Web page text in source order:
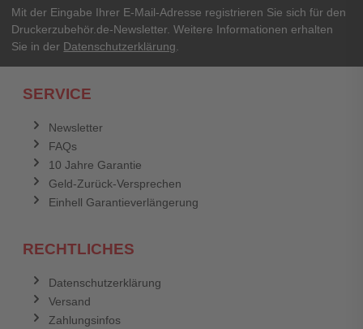
Ihr Passwort
Mit der Eingabe Ihrer E-Mail-Adresse registrieren Sie sich für den
Druckerzubehör.de-Newsletter. Weitere Informationen erhalten
Sie in der Datenschutzerklärung
SERVICE
Newsletter
FAQs
10 Jahre Garantie
Geld-Zurück-Versprechen
Einhell Garantieverlängerung
RECHTLICHES
Datenschutzerklärung
Versand
Zahlungsinfos